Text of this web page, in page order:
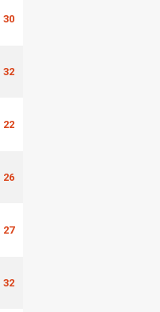
30
32
22
26
27
32